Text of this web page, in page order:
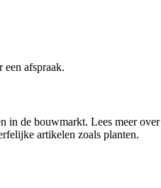
afspraak.
in de bouwmarkt. Lees meer over
artikelen zoals planten.